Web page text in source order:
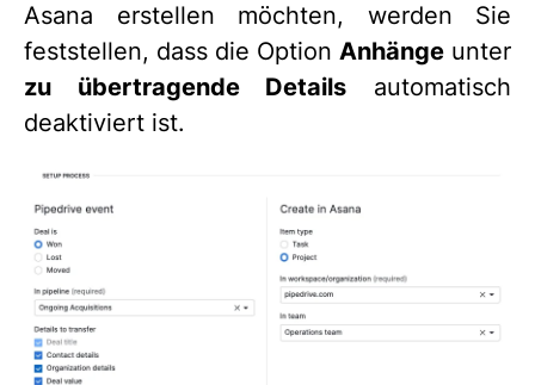
Asana erstellen möchten, werden Sie
feststellen, dass die Option Anhänge unter
zu übertragende Details automatisch
deaktiviert ist.